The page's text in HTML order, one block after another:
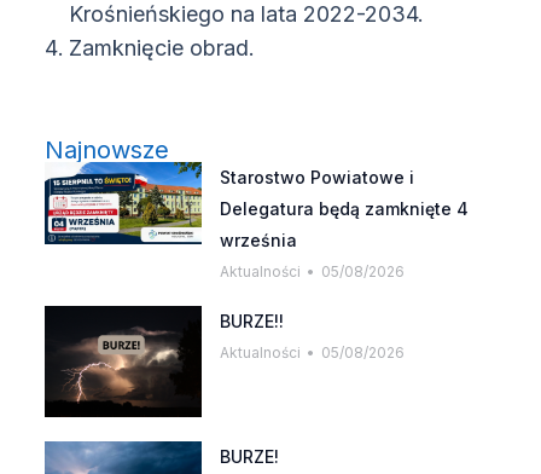
Krośnieńskiego na lata 2022-2034.
Zamknięcie obrad.
Najnowsze
Starostwo Powiatowe i
Delegatura będą zamknięte 4
września
Aktualności 05/08/2026
BURZE!!
Aktualności 05/08/2026
BURZE!